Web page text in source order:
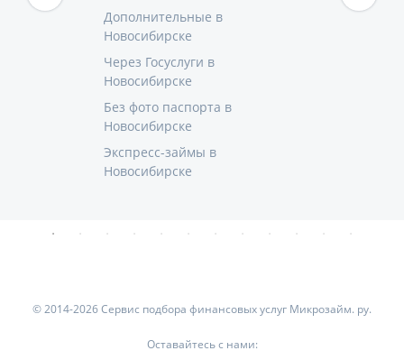
Дополнительные в
Новосибирске
Через Госуслуги в
Новосибирске
Без фото паспорта в
Новосибирске
Экспресс-займы в
Новосибирске
© 2014-2026 Сервис подбора финансовых услуг Микрозайм. ру.
Оставайтесь с нами: